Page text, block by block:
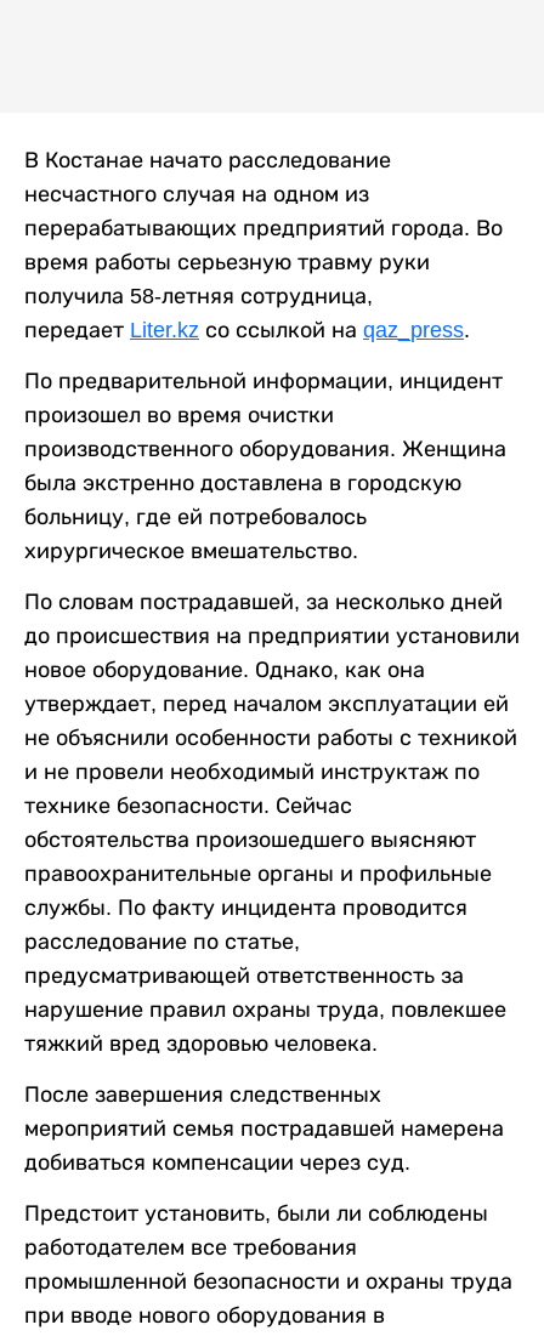
В Костанае начато расследование
несчастного случая на одном из
перерабатывающих предприятий города. Во
время работы серьезную травму руки
получила 58-летняя сотрудница,
передает Liter.kz со ссылкой на qaz_press.
По предварительной информации, инцидент
произошел во время очистки
производственного оборудования. Женщина
была экстренно доставлена в городскую
больницу, где ей потребовалось
хирургическое вмешательство.
По словам пострадавшей, за несколько дней
до происшествия на предприятии установили
новое оборудование. Однако, как она
утверждает, перед началом эксплуатации ей
не объяснили особенности работы с техникой
и не провели необходимый инструктаж по
технике безопасности. Сейчас
обстоятельства произошедшего выясняют
правоохранительные органы и профильные
службы. По факту инцидента проводится
расследование по статье,
предусматривающей ответственность за
нарушение правил охраны труда, повлекшее
тяжкий вред здоровью человека.
После завершения следственных
мероприятий семья пострадавшей намерена
добиваться компенсации через суд.
Предстоит установить, были ли соблюдены
работодателем все требования
промышленной безопасности и охраны труда
при вводе нового оборудования в